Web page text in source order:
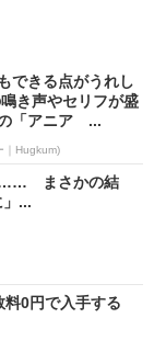
できる点がうれし
き声やセリフが盛
「アニア ...
｜Hugkum)
…… まさかの結
...
0円で入手する